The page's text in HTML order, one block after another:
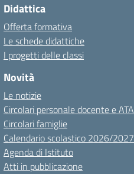
Didattica
Offerta formativa
Le schede didattiche
I progetti delle classi
Novità
Le notizie
Circolari personale docente e ATA
Circolari famiglie
Calendario scolastico 2026/2027
Agenda di Istituto
Atti in pubblicazione